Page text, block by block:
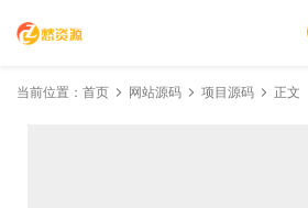
当前位置： 首页 网站源码 项目源码 正文